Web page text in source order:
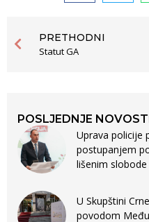
PRETHODNI
Statut GA
POSLJEDNJE
Uprava policije
postupanjem
lišenim slobode
U Skupštini
povodom